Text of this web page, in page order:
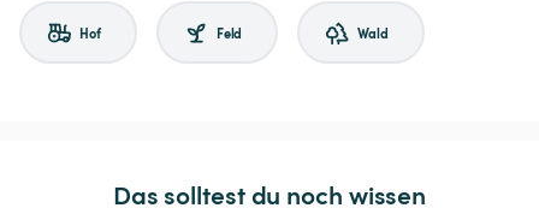
Hof Feld Wald
Das solltest du noch wissen